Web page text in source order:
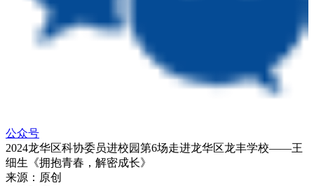
公众号
2024龙华区科协委员进校园第6场走进龙华区龙丰学校——王
细生《拥抱青春，解密成长》
来源： 原创